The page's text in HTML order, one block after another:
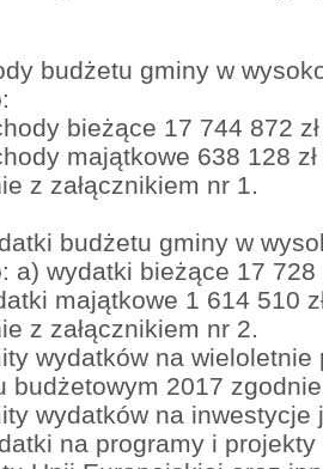
budżetu gminy w
bieżące 17 744 872 zł
majątkowe 638 128 zł
z załącznikiem nr 1.
budżetu gminy w
a) wydatki bieżące 17 728
majątkowe 1 614 510
z załącznikiem nr 2.
wydatków na
budżetowym 2017
wydatków na inwestycje
na programy i